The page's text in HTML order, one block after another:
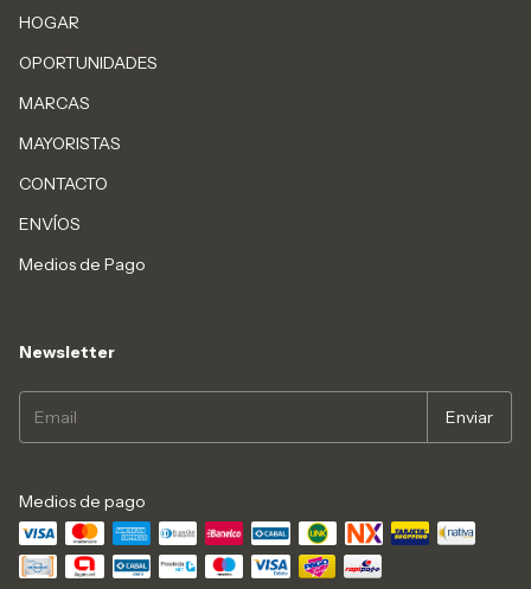
HOGAR
OPORTUNIDADES
MARCAS
MAYORISTAS
CONTACTO
ENVÍOS
Medios de Pago
Newsletter
Medios de pago